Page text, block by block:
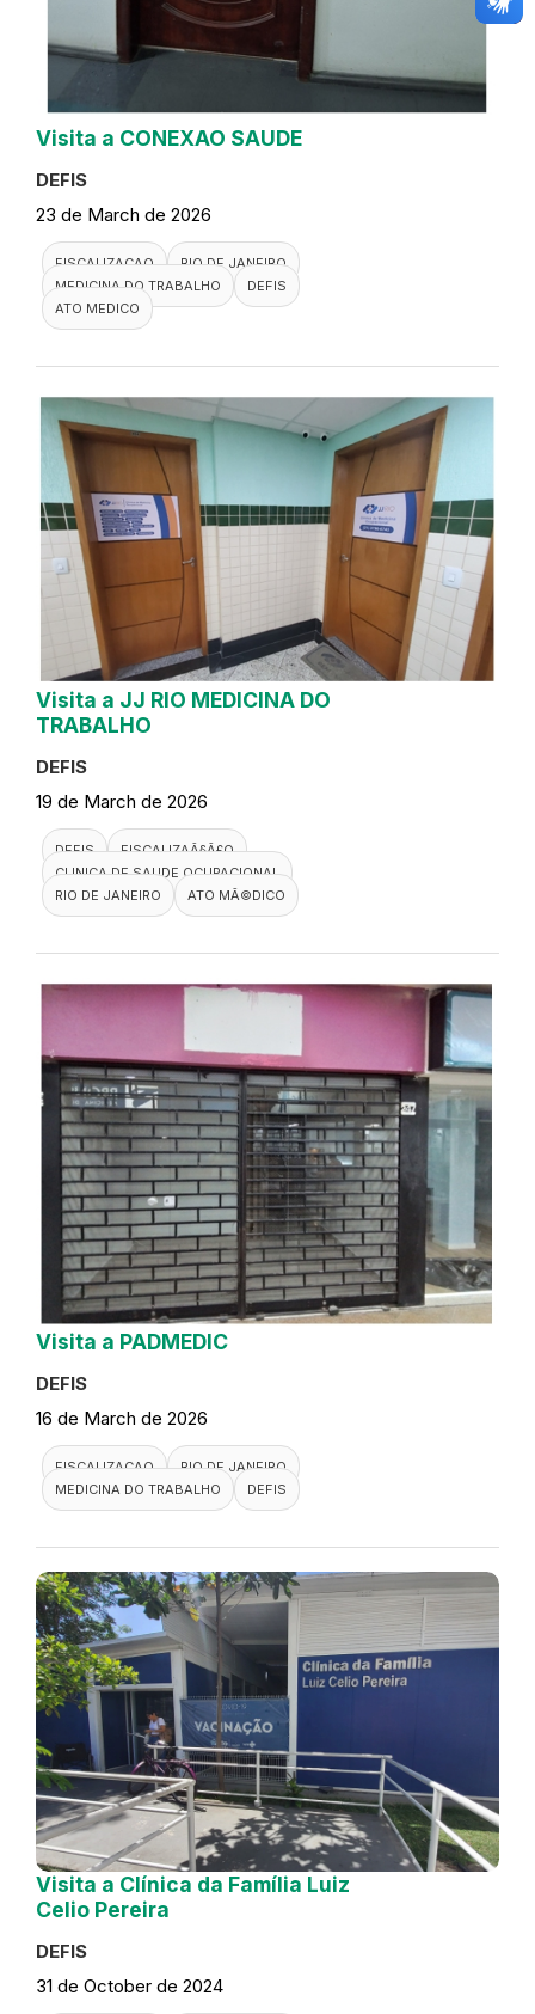
Visita a CONEXAO SAUDE
DEFIS
23 de March de 2026
FISCALIZACAO
RIO DE JANEIRO
MEDICINA DO TRABALHO
DEFIS
ATO MEDICO
Visita a JJ RIO MEDICINA DO
TRABALHO
DEFIS
19 de March de 2026
DEFIS
FISCALIZAÃ§Ã£O
CLINICA DE SAUDE OCUPACIONAL
RIO DE JANEIRO
ATO MÃ©DICO
Visita a PADMEDIC
DEFIS
16 de March de 2026
FISCALIZACAO
RIO DE JANEIRO
MEDICINA DO TRABALHO
DEFIS
Visita a Clínica da Família Luiz
Celio Pereira
DEFIS
31 de October de 2024